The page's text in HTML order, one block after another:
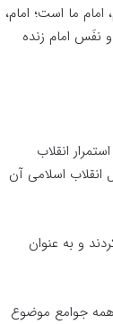
ما است؛ امام،
نفَس امام زنده
انقلاب
انقلاب اسلامی آن
و به عنوان
همه جوامع موضوع